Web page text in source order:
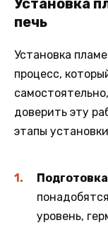
Установка
печь
Установка
процесс,
доверить эту
этапы
уровень,